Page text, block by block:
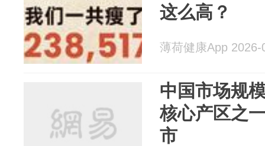
这么高？
薄荷健康App 2026-
中国市场规
核心产区之
市